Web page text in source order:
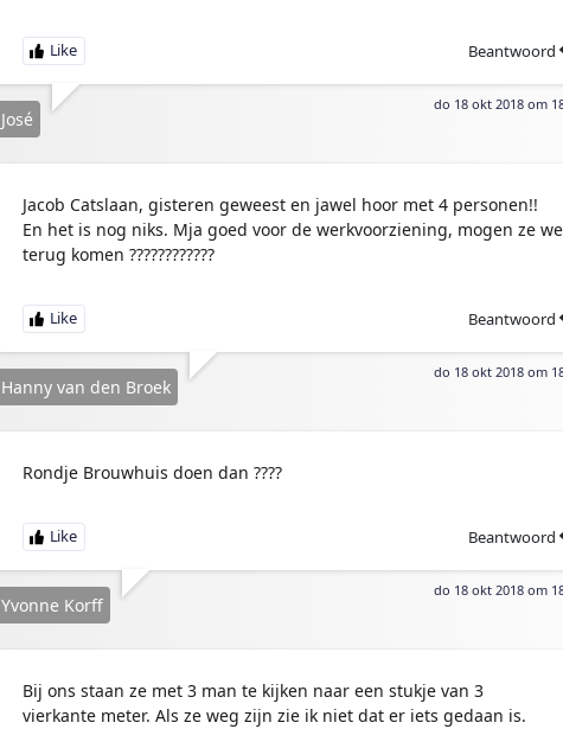
Beantwoord
do 18 okt 2018 om
José
Jacob Catslaan, gisteren geweest en jawel hoor met 4 personen!!
En het is nog niks. Mja goed voor de werkvoorziening, mogen ze
terug komen ????????????
Beantwoord
do 18 okt 2018 om
Hanny van den Broek
Rondje Brouwhuis doen dan ????
Beantwoord
do 18 okt 2018 om
Yvonne Korff
Bij ons staan ze met 3 man te kijken naar een stukje van 3
vierkante meter. Als ze weg zijn zie ik niet dat er iets gedaan is.